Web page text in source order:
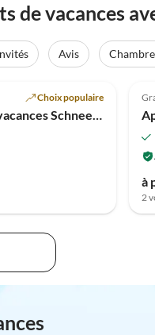
de vacances
Avis
Choix populaire
Appartement de vacances Schneekopf dans la Résidence Rennsteigblick
à
2